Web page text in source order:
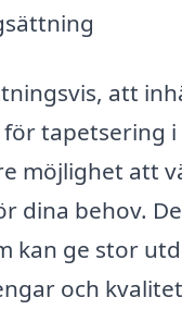
att
tapetsering i
möjlighet att
dina behov.
kan ge stor
och